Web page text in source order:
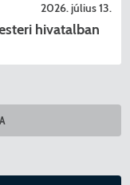
2026. július 13.
hivatalban